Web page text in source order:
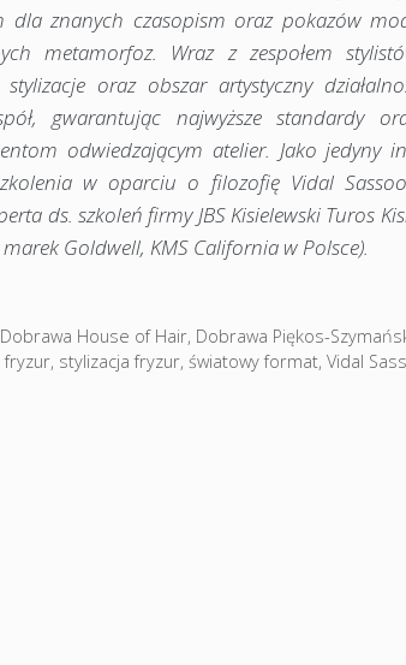
dla znanych czasopism oraz pokazów
metamorfoz. Wraz z zespołem
stylizacje oraz obszar artystyczny
gwarantując najwyższe standardy
odwiedzającym atelier. Jako jedyny
w oparciu o filozofię Vidal
ds. szkoleń firmy JBS Kisielewski Turos
Goldwell, KMS California w Polsce).
Dobrawa House of Hair, Dobrawa Piękos-
fryzur, stylizacja fryzur, światowy format, Vidal